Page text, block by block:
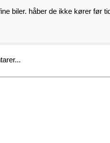
biler. håber de ikke kører før